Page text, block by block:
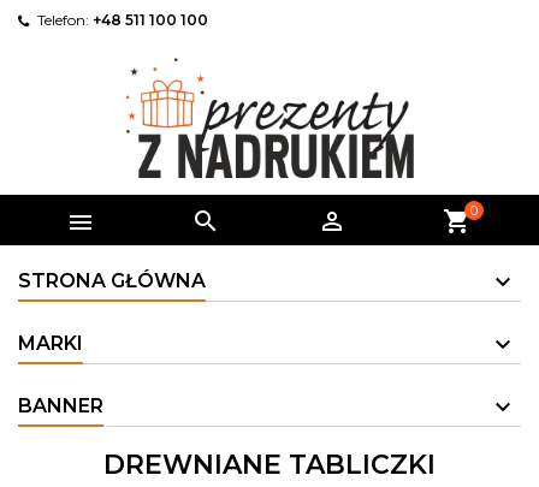
Telefon: +48 511 100 100
   shopping_cart0
STRONA GŁÓWNA
MARKI
BANNER
DREWNIANE TABLICZKI